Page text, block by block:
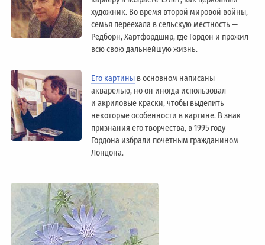
художник. Во время второй мировой войны,
семья переехала в сельскую местность —
Редборн, Хартфордшир, где Гордон и прожил
всю свою дальнейшую жизнь.
Его картины в основном написаны
акварелью, но он иногда использовал
и акриловые краски, чтобы выделить
некоторые особенности в картине. В знак
признания его творчества, в 1995 году
Гордона избрали почётным гражданином
Лондонa.